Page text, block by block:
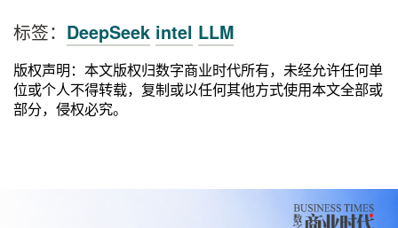
标签： DeepSeek intel LLM
版权声明：本文版权归数字商业时代所有，未经允许任何单
位或个人不得转载，复制或以任何其他方式使用本文全部或
部分，侵权必究。